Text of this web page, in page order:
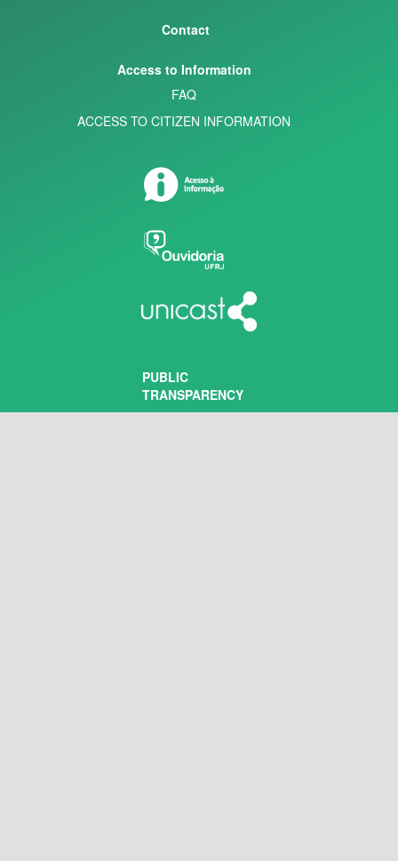
Contact
Access to Information
FAQ
ACCESS TO CITIZEN INFORMATION
PUBLIC
TRANSPARENCY